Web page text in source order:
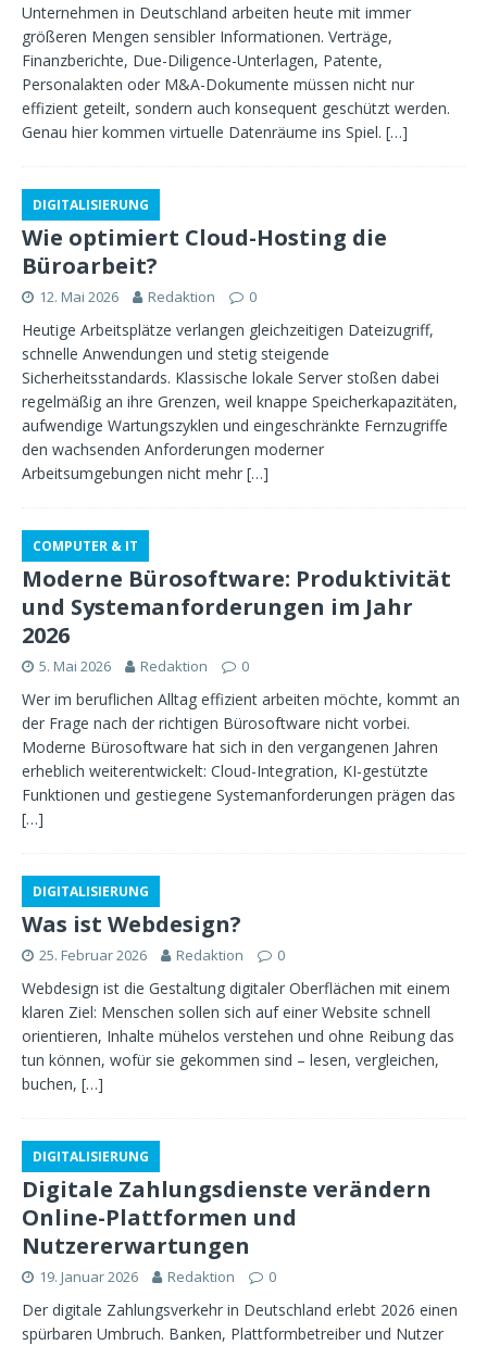
Unternehmen in Deutschland arbeiten heute mit immer
größeren Mengen sensibler Informationen. Verträge,
Finanzberichte, Due-Diligence-Unterlagen, Patente,
Personalakten oder M&A-Dokumente müssen nicht nur
effizient geteilt, sondern auch konsequent geschützt werden.
Genau hier kommen virtuelle Datenräume ins Spiel. […]
DIGITALISIERUNG
Wie optimiert Cloud-Hosting die
Büroarbeit?
12. Mai 2026 Redaktion 0
Heutige Arbeitsplätze verlangen gleichzeitigen Dateizugriff,
schnelle Anwendungen und stetig steigende
Sicherheitsstandards. Klassische lokale Server stoßen dabei
regelmäßig an ihre Grenzen, weil knappe Speicherkapazitäten,
aufwendige Wartungszyklen und eingeschränkte Fernzugriffe
den wachsenden Anforderungen moderner
Arbeitsumgebungen nicht mehr […]
COMPUTER & IT
Moderne Bürosoftware: Produktivität
und Systemanforderungen im Jahr
2026
5. Mai 2026 Redaktion 0
Wer im beruflichen Alltag effizient arbeiten möchte, kommt an
der Frage nach der richtigen Bürosoftware nicht vorbei.
Moderne Bürosoftware hat sich in den vergangenen Jahren
erheblich weiterentwickelt: Cloud-Integration, KI-gestützte
Funktionen und gestiegene Systemanforderungen prägen das
[…]
DIGITALISIERUNG
Was ist Webdesign?
25. Februar 2026 Redaktion 0
Webdesign ist die Gestaltung digitaler Oberflächen mit einem
klaren Ziel: Menschen sollen sich auf einer Website schnell
orientieren, Inhalte mühelos verstehen und ohne Reibung das
tun können, wofür sie gekommen sind – lesen, vergleichen,
buchen, […]
DIGITALISIERUNG
Digitale Zahlungsdienste verändern
Online-Plattformen und
Nutzererwartungen
19. Januar 2026 Redaktion 0
Der digitale Zahlungsverkehr in Deutschland erlebt 2026 einen
spürbaren Umbruch. Banken, Plattformbetreiber und Nutzer